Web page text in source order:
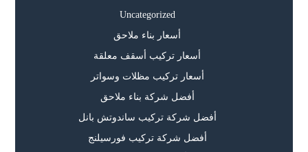
Uncategorized
أسعار بناء ملاحق
أسعار تركيب أسقف معلقة
أسعار تركيب مظلات وسواتر
أفضل شركة بناء ملاحق
أفضل شركة تركيب ساندوتش بانل
أفضل شركة تركيب فورسيلنج